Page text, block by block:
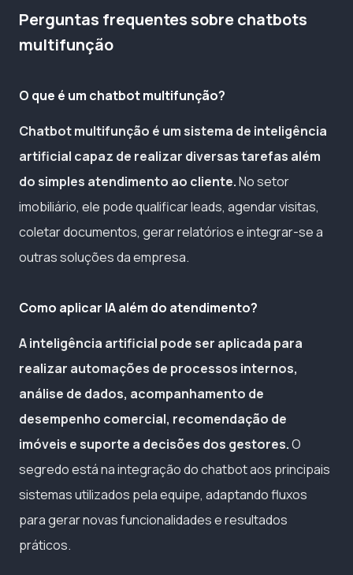
Perguntas frequentes sobre chatbots
multifunção
O que é um chatbot multifunção?
Chatbot multifunção é um sistema de inteligência
artificial capaz de realizar diversas tarefas além
do simples atendimento ao cliente.No setor
imobiliário, ele pode qualificar leads, agendar visitas,
coletar documentos, gerar relatórios e integrar-se a
outras soluções da empresa.
Como aplicar IA além do atendimento?
A inteligência artificial pode ser aplicada para
realizar automações de processos internos,
análise de dados, acompanhamento de
desempenho comercial, recomendação de
imóveis e suporte a decisões dos gestores.O
segredo está na integração do chatbot aos principais
sistemas utilizados pela equipe, adaptando fluxos
para gerar novas funcionalidades e resultados
práticos.